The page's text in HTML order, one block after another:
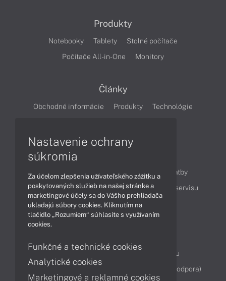
Produkty
Notebooky Tablety
Stolné počítače
Počítače All-in-One
Monitory
Články
Obchodné informácie Produkty
Technológie
Ako nakupovať
Možnosti doručenia a platby
Podpora a servis
Servisné služby Cenník servisu
Kontakty
Reklamácia tovaru
Diagnostiky online
TeamViewer (vzdialená podpora)
Nastavenie ochrany
súkromia
Za účelom zlepšenia užívateľského zážitku a
poskytovaných služieb na našej stránke a
marketingové účely sa do Vášho prehliadača
ukladajú súbory cookies. Kliknutím na
tlačidlo „Rozumiem“ súhlasíte s využívaním
cookies.
Funkčné a technické cookies
Analytické cookies
Marketingové a reklamné cookies